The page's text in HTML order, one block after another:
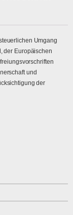
Umgang
der Europäischen
und
der